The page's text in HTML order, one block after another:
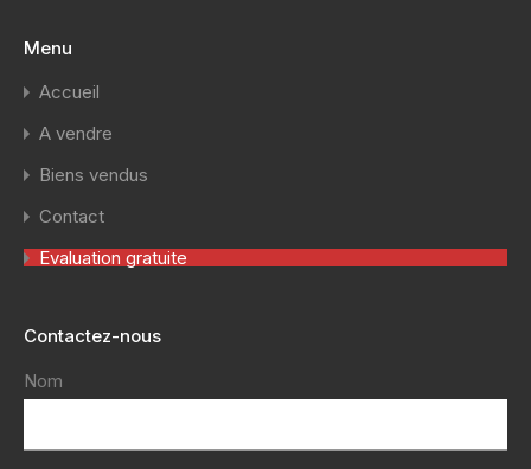
Menu
Accueil
A vendre
Biens vendus
Contact
Evaluation gratuite
Contactez-nous
Nom